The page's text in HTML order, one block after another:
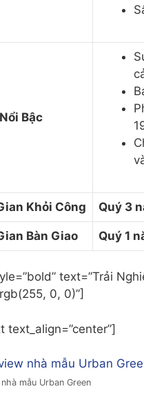
Bậc
Khỏi Công Quý 3
Bàn Giao Quý 1
text=”Trải
0, 0)”]
text_align=”center”]
mẫu Urban Green